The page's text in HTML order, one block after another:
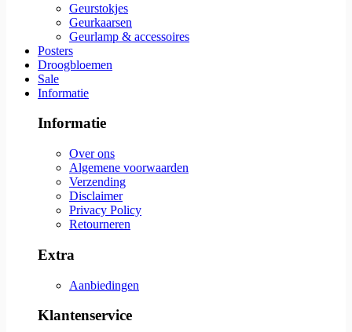
Geurstokjes
Geurkaarsen
Geurlamp & accessoires
Posters
Droogbloemen
Sale
Informatie
Informatie
Over ons
Algemene voorwaarden
Verzending
Disclaimer
Privacy Policy
Retourneren
Extra
Aanbiedingen
Klantenservice